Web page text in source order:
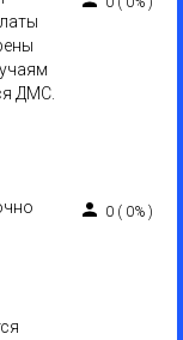
ДМС.
0 ( 0% )